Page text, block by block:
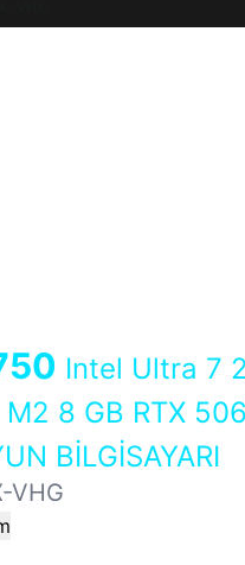
Intel Ultra 7
8 GB RTX
BİLGİSAYARI
VHG